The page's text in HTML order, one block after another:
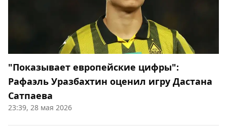
"Показывает европейские цифры":
Рафаэль Уразбахтин оценил игру Дастана
Сатпаева
23:39, 28 мая 2026